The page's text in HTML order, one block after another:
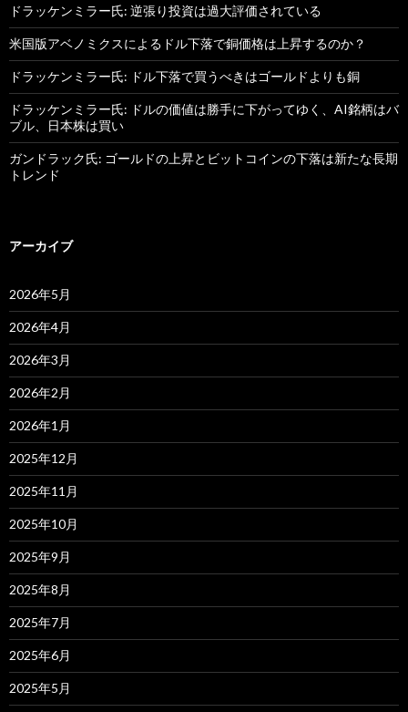
ドラッケンミラー氏: 逆張り投資は過大評価されている
米国版アベノミクスによるドル下落で銅価格は上昇するのか？
ドラッケンミラー氏: ドル下落で買うべきはゴールドよりも銅
ドラッケンミラー氏: ドルの価値は勝手に下がってゆく、AI銘柄はバ
ブル、日本株は買い
ガンドラック氏: ゴールドの上昇とビットコインの下落は新たな長期
トレンド
アーカイブ
2026年5月
2026年4月
2026年3月
2026年2月
2026年1月
2025年12月
2025年11月
2025年10月
2025年9月
2025年8月
2025年7月
2025年6月
2025年5月